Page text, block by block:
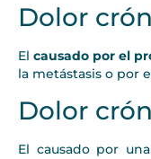
Dolor
Elcausado por el
la metástasis o por
Dolor
El causado por